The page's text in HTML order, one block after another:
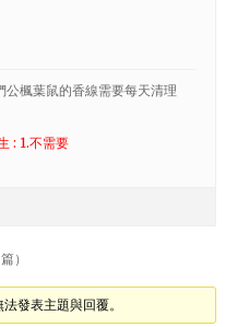
公楓葉鼠的香線需要每天清理
: 1.不需要
）
發表主題與回覆。